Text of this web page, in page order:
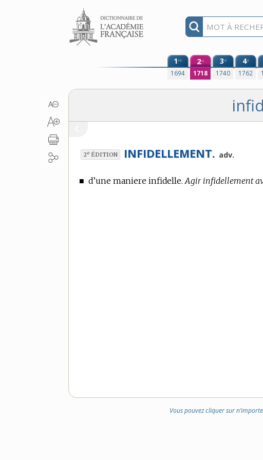
Aller au contenu
1re
1694
2e
1718
3e
1740
4e
1762
2e ÉDITION INFIDELLEMENT. adv.
■ d’une maniere infidelle. Agir infidellement
Vous pouvez cliquer sur